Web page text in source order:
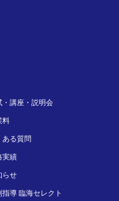
・講座・説明会
料
ある質問
実績
らせ
指導 臨海セレクト